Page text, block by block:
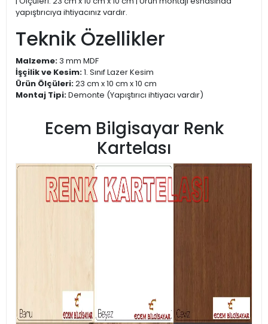
yapıştırıcıya ihtiyacınız vardır.
Teknik Özellikler
Malzeme:3 mm MDF
İşçilik ve Kesim:1. Sınıf Lazer Kesim
Ürün Ölçüleri:23 cm x 10 cm x 10 cm
Montaj Tipi:Demonte (Yapıştırıcı ihtiyacı vardır)
Ecem Bilgisayar Renk
Kartelası